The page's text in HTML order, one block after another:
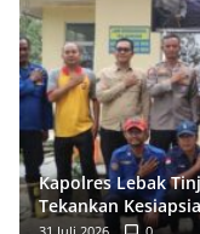
Kapolres Lebak
Tekankan
Hutan